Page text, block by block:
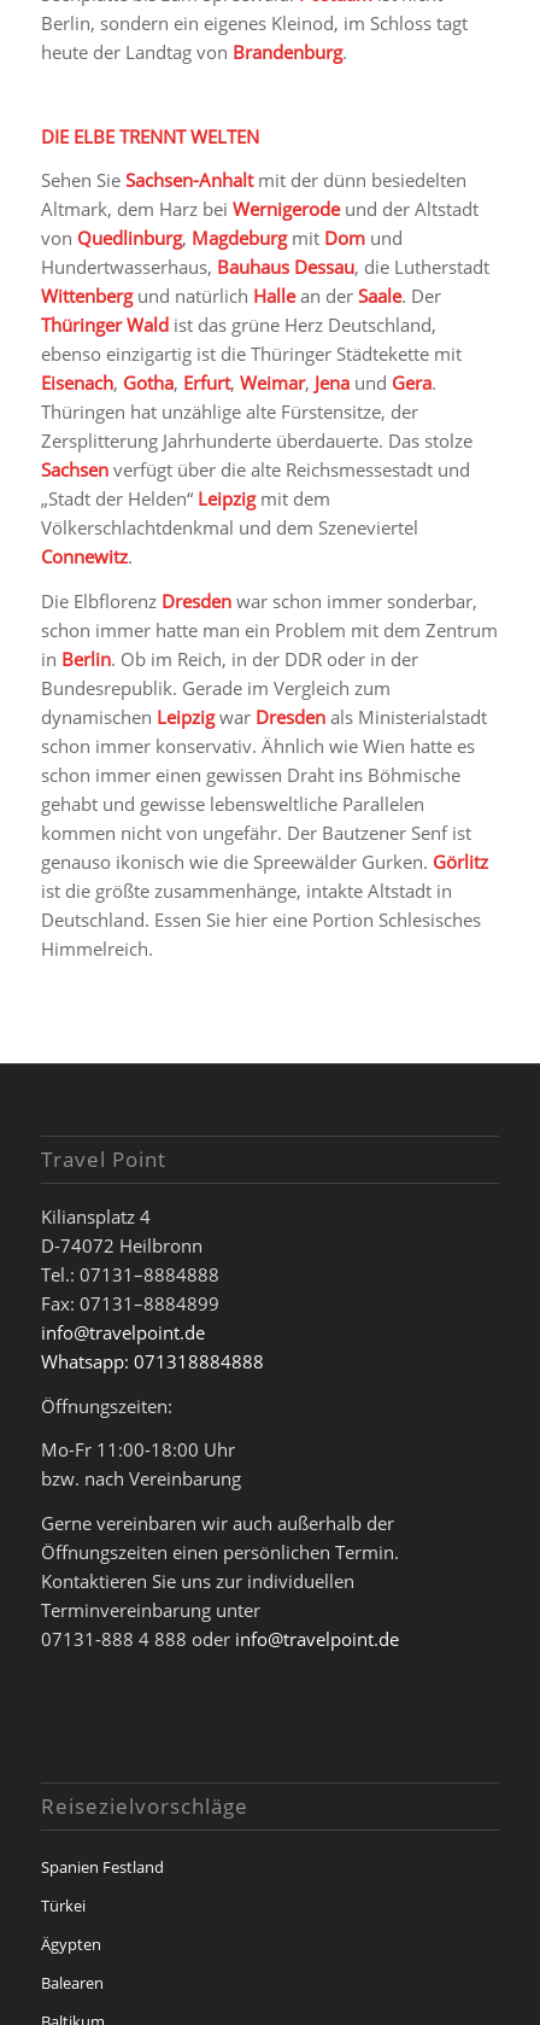
Berlin, sondern ein eigenes Kleinod, im Schloss tagt
heute der Landtag von Brandenburg.
DIE ELBE TRENNT WELTEN
Sehen Sie Sachsen-Anhaltmit der dünn besiedelten
Altmark, dem Harz bei Wernigerodeund der Altstadt
von Quedlinburg, Magdeburgmit Domund
Hundertwasserhaus, Bauhaus Dessau, die Lutherstadt
Wittenbergund natürlich Hallean der Saale. Der
Thüringer Wald ist das grüne Herz Deutschland,
ebenso einzigartig ist die Thüringer Städtekette mit
Eisenach, Gotha, Erfurt, Weimar, Jenaund Gera.
Thüringen hat unzählige alte Fürstensitze, der
Zersplitterung Jahrhunderte überdauerte. Das stolze
Sachsenverfügt über die alte Reichsmessestadt und
„Stadt der Helden“ Leipzigmit dem
Völkerschlachtdenkmal und dem Szeneviertel
Connewitz.
Die Elbflorenz Dresdenwar schon immer sonderbar,
schon immer hatte man ein Problem mit dem Zentrum
in Berlin. Ob im Reich, in der DDR oder in der
Bundesrepublik. Gerade im Vergleich zum
dynamischen Leipzigwar Dresdenals Ministerialstadt
schon immer konservativ. Ähnlich wie Wien hatte es
schon immer einen gewissen Draht ins Böhmische
gehabt und gewisse lebensweltliche Parallelen
kommen nicht von ungefähr. Der Bautzener Senf ist
genauso ikonisch wie die Spreewälder Gurken. Görlitz
ist die größte zusammenhänge, intakte Altstadt in
Deutschland. Essen Sie hier eine Portion Schlesisches
Himmelreich.
Travel Point
Kiliansplatz 4
D-74072 Heilbronn
Tel.: 07131–8884888
Fax: 07131–8884899
info@travelpoint.de
Whatsapp: 071318884888
Öffnungszeiten:
Mo-Fr 11:00-18:00 Uhr
bzw. nach Vereinbarung
Gerne vereinbaren wir auch außerhalb der
Öffnungszeiten einen persönlichen Termin.
Kontaktieren Sie uns zur individuellen
Terminvereinbarung unter
07131-888 4 888 oder info@travelpoint.de
Reisezielvorschläge
Spanien Festland
Türkei
Ägypten
Balearen